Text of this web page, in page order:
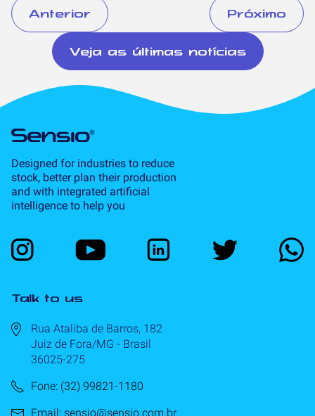
Anterior Próximo
Veja as últimas notícias
Designed for industries to reduce
stock, better plan their production
and with integrated artificial
intelligence to help you
Talk to us
Rua Ataliba de Barros, 182
Juiz de Fora/MG - Brasil
36025-275
Fone: (32) 99821-1180
Email: sensio@sensio.com.br